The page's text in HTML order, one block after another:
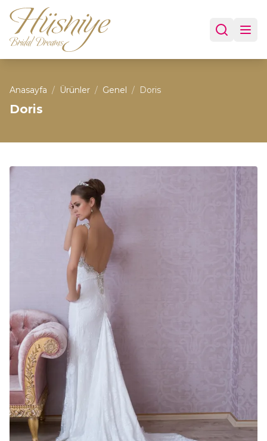
Anasayfa / Ürünler / Genel / Doris
Doris